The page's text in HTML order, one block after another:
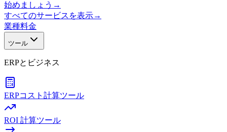
始めましょう →
すべてのサービスを表示→
業種料金
ツール
ERPとビジネス
ERPコスト計算ツール
ROI 計算ツール